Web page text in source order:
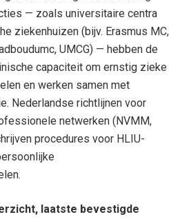
— zoals universitaire centra
ziekenhuizen (bijv. Erasmus MC,
UMCG) — hebben de
capaciteit om ernstig zieke
en werken samen met
Nederlandse richtlijnen voor
netwerken (NVMM,
procedures voor HLIU-
laatste bevestigde